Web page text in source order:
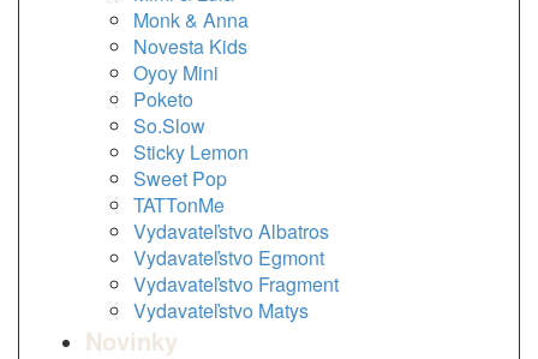
Monk & Anna
Novesta Kids
Oyoy Mini
Poketo
So.Slow
Sticky Lemon
Sweet Pop
TATTonMe
Vydavateľstvo Albatros
Vydavateľstvo Egmont
Vydavateľstvo Fragment
Vydavateľstvo Matys
Novinky